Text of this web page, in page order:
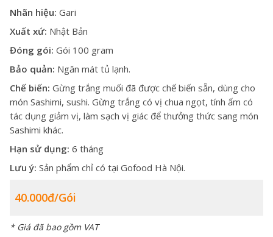
Nhãn hiệu: Gari
Xuất xứ: Nhật Bản
Đóng gói: Gói 100 gram
Bảo quản: Ngăn mát tủ lạnh.
Chế biến: Gừng trắng muối đã được chế biến sẵn, dùng cho
món Sashimi, sushi. Gừng trắng có vị chua ngọt, tính ấm có
tác dụng giảm vị, làm sạch vị giác để thưởng thức sang món
Sashimi khác.
Hạn sử dụng: 6 tháng
Lưu ý: Sản phẩm chỉ có tại Gofood Hà Nội.
40.000đ/gói
* Giá đã bao gồm VAT